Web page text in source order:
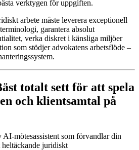
verktygen för uppgiften.
arbete måste leverera exceptionell
garantera absolut
verka diskret i känsliga miljöer
som stödjer advokatens arbetsflöde –
totalt sett för att spela
och klientsamtal på
mötesassistent som förvandlar din
juridiskt